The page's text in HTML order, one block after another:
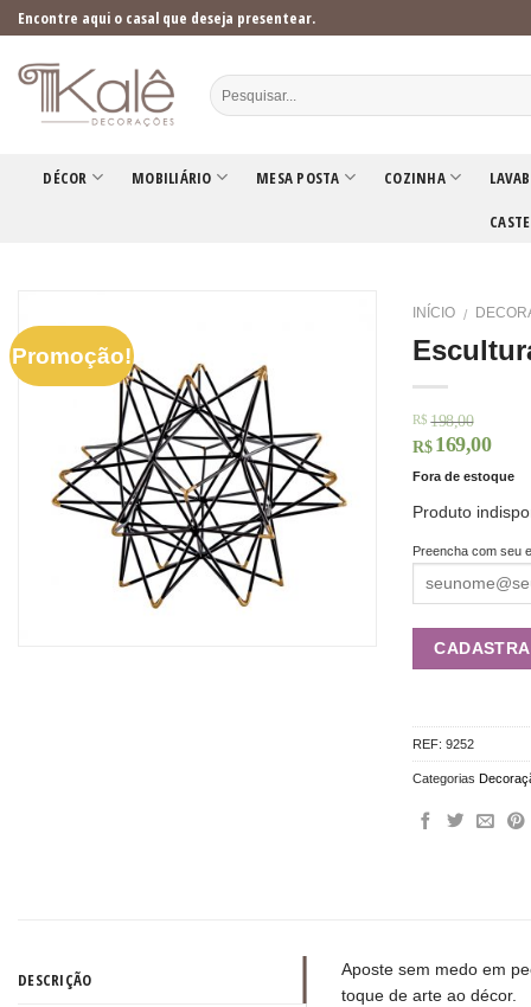
Skip
to
content
Encontre aqui o casal que deseja presentear.
DÉCOR MOBILIÁRIO MESA POSTA COZINHA
Promoção!
INÍCIO /
R$ 198,00
R$ 169,00
Fora de estoque
Produto
Preencha com seu
REF:9252
Categorias
DESCRIÇÃO
Aposte sem medo em
toque de arte ao décor.